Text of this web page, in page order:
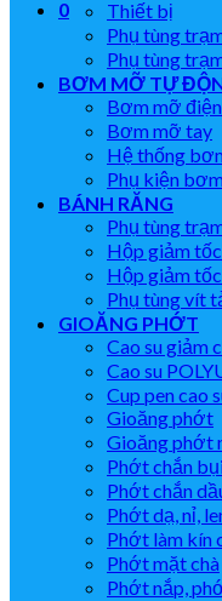
0
Thiết bị
Phụ tùng
Phụ tùng
BƠM MỠ TỰ
Bơm mỡ
Bơm mỡ tay
Hệ thống
Phụ kiện
BÁNH RĂNG
Phụ tùng
Hộp giảm
Hộp giảm
Phụ tùng vít
GIOĂNG PHỚT
Cao su giảm
Cao su
Cup pen cao
Gioăng phớt
Gioăng phớt
Phớt chắn bụi
Phớt chắn
Phớt dạ, nỉ,
Phớt làm kín
Phớt mặt chà
Phớt nắp,